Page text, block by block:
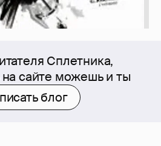
Сплетника,
на сайте можешь и ты
блог